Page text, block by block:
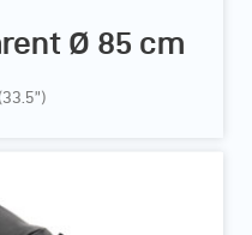
Ø 85 cm